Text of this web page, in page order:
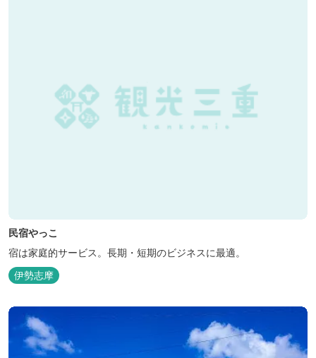
民宿やっこ
宿は家庭的サービス。長期・短期のビジネスに最適。
伊勢志摩